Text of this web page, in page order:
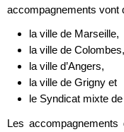
accompagnements vont
la ville de Marseille,
la ville de Colombes,
la ville d’Angers,
la ville de Grigny et
le Syndicat mixte
Les